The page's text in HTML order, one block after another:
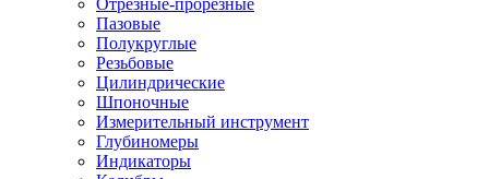
Отрезные-прорезные
Пазовые
Полукруглые
Резьбовые
Цилиндрические
Шпоночные
Измерительный инструмент
Глубиномеры
Индикаторы